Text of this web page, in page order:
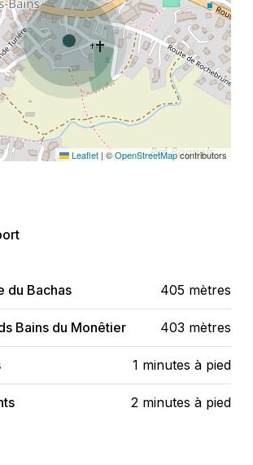
Leaflet | ©OpenStreetMapcontributors
du Bachas 405 mètres
Bains du Monêtier 403 mètres
1 minutes à pied
2 minutes à pied